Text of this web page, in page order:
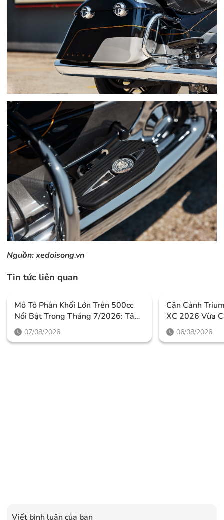
Nguồn:xedoisong.vn
Tin tức liên quan
Mô Tô Phân Khối Lớn Trên 500cc
Nổi Bật Trong Tháng 7/2026: Tâm
Điểm Là Công Nghệ, Phiên Bản
Giới Hạn Và Những Cấu Hình
07/08/2026
Cận Cảnh
XC 2026 Vừa
Thiết Kế Đậm
Mức Giá Dễ
06/08/2026
Viết bình luận của bạn